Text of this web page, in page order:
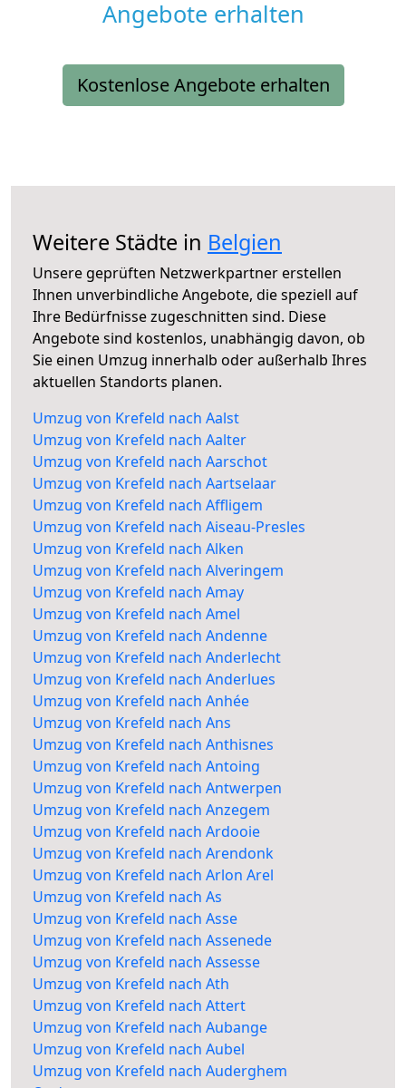
Angebote erhalten
Kostenlose Angebote erhalten
Weitere Städte in Belgien
Unsere geprüften Netzwerkpartner erstellen
Ihnen unverbindliche Angebote, die speziell auf
Ihre Bedürfnisse zugeschnitten sind. Diese
Angebote sind kostenlos, unabhängig davon, ob
Sie einen Umzug innerhalb oder außerhalb Ihres
aktuellen Standorts planen.
Umzug von Krefeld nach Aalst
Umzug von Krefeld nach Aalter
Umzug von Krefeld nach Aarschot
Umzug von Krefeld nach Aartselaar
Umzug von Krefeld nach Affligem
Umzug von Krefeld nach Aiseau-Presles
Umzug von Krefeld nach Alken
Umzug von Krefeld nach Alveringem
Umzug von Krefeld nach Amay
Umzug von Krefeld nach Amel
Umzug von Krefeld nach Andenne
Umzug von Krefeld nach Anderlecht
Umzug von Krefeld nach Anderlues
Umzug von Krefeld nach Anhée
Umzug von Krefeld nach Ans
Umzug von Krefeld nach Anthisnes
Umzug von Krefeld nach Antoing
Umzug von Krefeld nach Antwerpen
Umzug von Krefeld nach Anzegem
Umzug von Krefeld nach Ardooie
Umzug von Krefeld nach Arendonk
Umzug von Krefeld nach Arlon Arel
Umzug von Krefeld nach As
Umzug von Krefeld nach Asse
Umzug von Krefeld nach Assenede
Umzug von Krefeld nach Assesse
Umzug von Krefeld nach Ath
Umzug von Krefeld nach Attert
Umzug von Krefeld nach Aubange
Umzug von Krefeld nach Aubel
Umzug von Krefeld nach Auderghem